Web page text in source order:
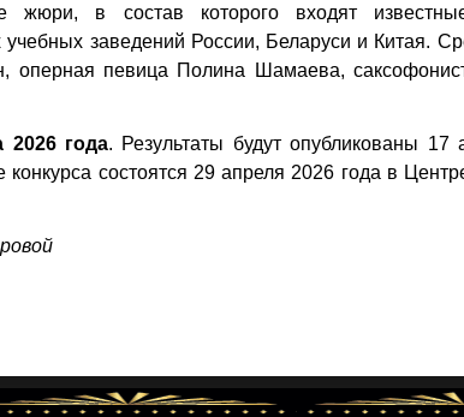
жюри, в состав которого входят
заведений России, Беларуси и Китая.
оперная певица Полина Шамаева,
2026 года. Результаты будут опубликованы 17
состоятся 29 апреля 2026 года в